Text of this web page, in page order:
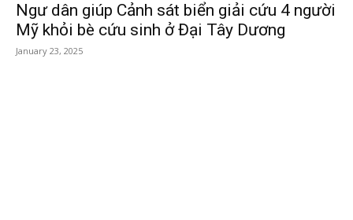
Ngư dân giúp Cảnh sát biển giải cứu 4 người
Mỹ khỏi bè cứu sinh ở Đại Tây Dương
January 23, 2025